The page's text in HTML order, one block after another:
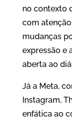
no contexto
com
mudanças
expressão e
aberta ao
Já a Meta,
Instagram,
enfática ao